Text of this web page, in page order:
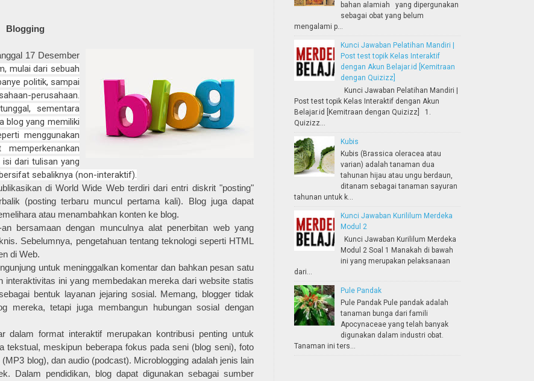
Blogging
17 Desember
mulai dari sebuah
politik, sampai
perusahaan.
sementara
blog yang memiliki
menggunakan
dari tulisan yang
sebaliknya (non-interaktif).
di World Wide Web terdiri dari entri diskrit "posting"
(posting terbaru muncul pertama kali). Blog juga dapat
atau menambahkan konten ke blog.
bersamaan dengan munculnya alat penerbitan web yang
Sebelumnya, pengetahuan tentang teknologi seperti HTML
di Web.
untuk meninggalkan komentar dan bahkan pesan satu
ini yang membedakan mereka dari website statis
bentuk layanan jejaring sosial. Memang, blogger tidak
mereka, tetapi juga membangun hubungan sosial dengan
dalam format interaktif merupakan kontribusi penting untuk
tekstual, meskipun beberapa fokus pada seni (blog seni), foto
blog), dan audio (podcast). Microblogging adalah jenis lain
Dalam pendidikan, blog dapat digunakan sebagai sumber
bahan alamiah yang dipergunakan
sebagai obat yang belum
mengalami p...
Kunci Jawaban Pelatihan Mandiri |
Post test topik Kelas Interaktif
dengan Akun Belajar.id [Kemitraan
dengan Quizizz]
Kunci Jawaban Pelatihan Mandiri |
Post test topik Kelas Interaktif dengan Akun
Belajar.id [Kemitraan dengan Quizizz] 1.
Quizizz...
Kubis
Kubis (Brassica oleracea atau
varian) adalah tanaman dua
tahunan hijau atau ungu berdaun,
ditanam sebagai tanaman sayuran
tahunan untuk k...
Kunci Jawaban Kurililum Merdeka
Modul 2
Kunci Jawaban Kurililum Merdeka
Modul 2 Soal 1 Manakah di bawah
ini yang merupakan pelaksanaan
dari...
Pule Pandak
Pule Pandak Pule pandak adalah
tanaman bunga dari famili
Apocynaceae yang telah banyak
digunakan dalam industri obat.
Tanaman ini ters...